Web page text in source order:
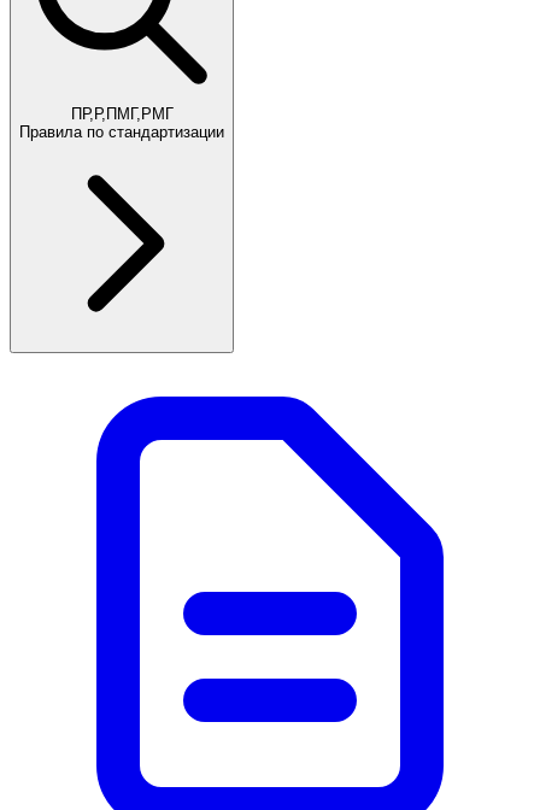
ПР,Р,ПМГ,РМГ
Правила по стандартизации